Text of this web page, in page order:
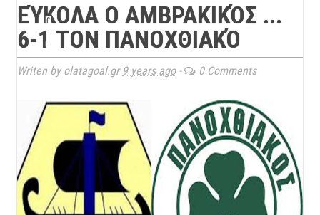
n
u
ΕΎΚΟΛΑ Ο ΑΜΒΡΑΚΙΚΌΣ ...
6-1 ΤΟΝ ΠΑΝΟΧΘΙΑΚΌ
Writen by olatagoal.gr 9 years ago- 0 Comments